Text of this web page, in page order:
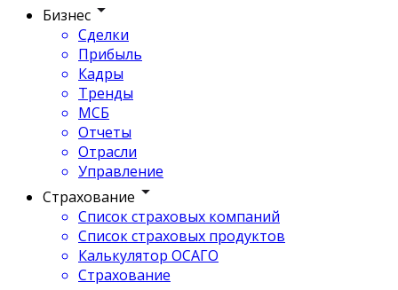
Бизнес
Сделки
Прибыль
Кадры
Тренды
МСБ
Отчеты
Отрасли
Управление
Страхование
Список страховых компаний
Список страховых продуктов
Калькулятор ОСАГО
Страхование